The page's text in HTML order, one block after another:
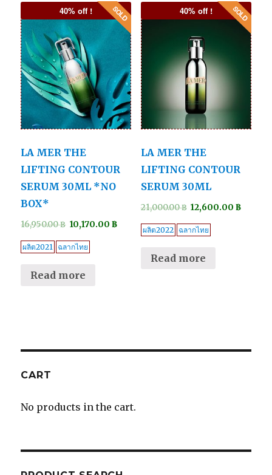
40% off !
LA MER THE
LIFTING CONTOUR
SERUM 30ML *NO
BOX*
16,950.00฿ 10,170.00 ฿
ผลิต2021 ฉลากไทย
Read more
40% off !
LA MER THE
LIFTING CONTOUR
SERUM 30ML
21,000.00฿ 12,600.00฿
ผลิต2022 ฉลากไทย
Read more
CART
No products in the cart.